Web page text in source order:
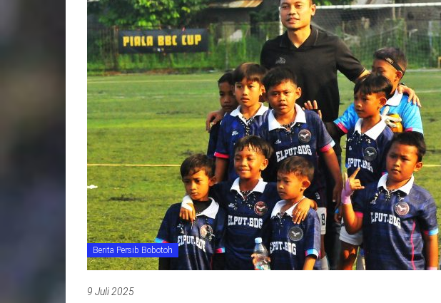
Berita Persib Bobotoh
9 Juli 2025